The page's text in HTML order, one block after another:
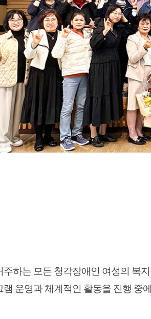
하는 모든 청각장애인 여성의 복
운영과 체계적인 활동을 진행 중